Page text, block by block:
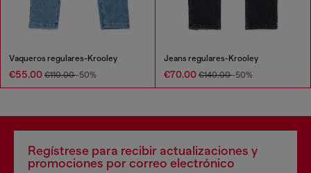
Vaqueros regulares-Krooley
€55.00 €110.00-50%
Jeans regulares-Krooley
€70.00 €140.00-50%
Regístrese para recibir actualizaciones y
promociones por correo electrónico